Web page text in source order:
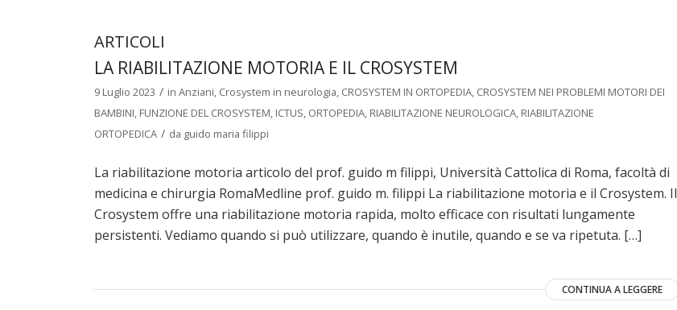
ARTICOLI
LA RIABILITAZIONE MOTORIA E IL CROSYSTEM
9 Luglio 2023 / inAnziani, Crosystem in neurologia, CROSYSTEM IN ORTOPEDIA, CROSYSTEM NEI PROBLEMI MOTORI DEI
BAMBINI, FUNZIONE DEL CROSYSTEM, ICTUS, ORTOPEDIA, RIABILITAZIONE NEUROLOGICA, RIABILITAZIONE
ORTOPEDICA / da guido maria filippi
La riabilitazione motoria articolo del prof. guido m filippi, Università Cattolica di Roma, facoltà di
medicina e chirurgia RomaMedline prof. guido m. filippi La riabilitazione motoria e il Crosystem. Il
Crosystem offre una riabilitazione motoria rapida, molto efficace con risultati lungamente
persistenti. Vediamo quando si può utilizzare, quando è inutile, quando e se va ripetuta. […]
CONTINUA A LEGGERE